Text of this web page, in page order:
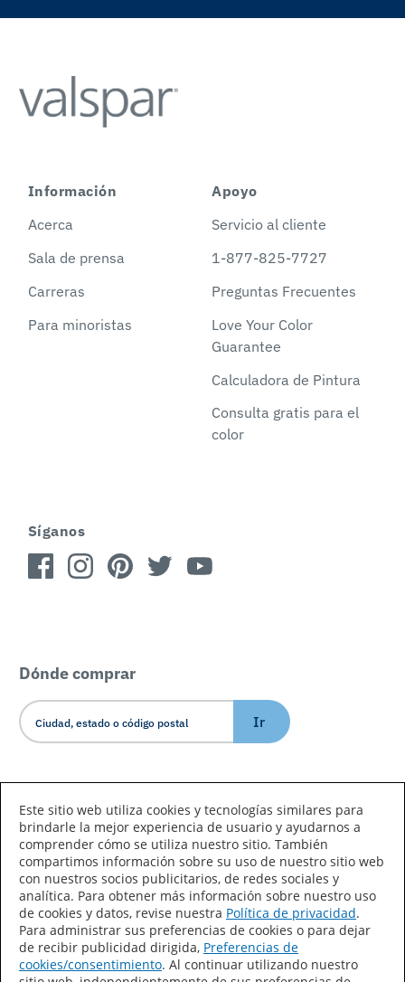
Información
Acerca
Sala de prensa
Carreras
Para minoristas
Apoyo
Servicio al cliente
1-877-825-7727
Preguntas Frecuentes
Love Your Color
Guarantee
Calculadora de Pintura
Consulta gratis para el
color
Síganos
Dónde comprar
Ir
Declaración de accesibilidad
Mapa del sitio
Términos de uso
Privacidad
Este sitio web utiliza cookies y tecnologías similares para
brindarle la mejor experiencia de usuario y ayudarnos a
comprender cómo se utiliza nuestro sitio. También
compartimos información sobre su uso de nuestro sitio web
con nuestros socios publicitarios, de redes sociales y
analítica. Para obtener más información sobre nuestro uso
de cookies y datos, revise nuestra Política de privacidad.
Para administrar sus preferencias de cookies o para dejar
de recibir publicidad dirigida, Preferencias de
cookies/consentimiento. Al continuar utilizando nuestro